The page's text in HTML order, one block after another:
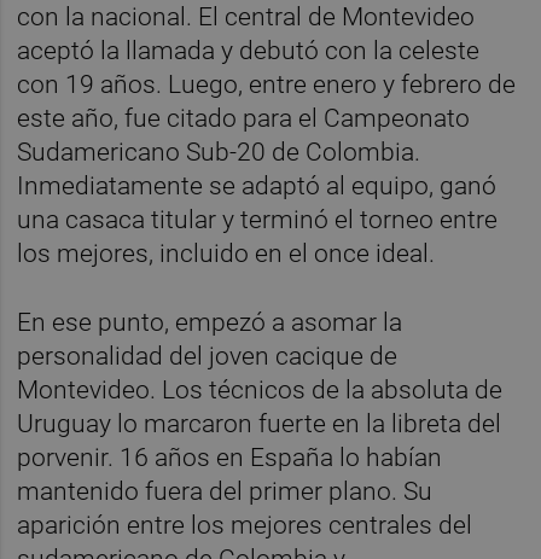
con la nacional. El central de Montevideo
aceptó la llamada y debutó con la celeste
con 19 años. Luego, entre enero y febrero de
este año, fue citado para el Campeonato
Sudamericano Sub-20 de Colombia.
Inmediatamente se adaptó al equipo, ganó
una casaca titular y terminó el torneo entre
los mejores, incluido en el once ideal.
En ese punto, empezó a asomar la
personalidad del joven cacique de
Montevideo. Los técnicos de la absoluta de
Uruguay lo marcaron fuerte en la libreta del
porvenir. 16 años en España lo habían
mantenido fuera del primer plano. Su
aparición entre los mejores centrales del